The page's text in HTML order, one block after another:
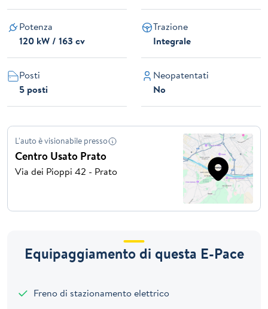
Potenza
120 kW / 163 cv
Trazione
Integrale
Posti
5 posti
Neopatentati
No
L'auto è visionabile presso
Centro Usato Prato
Via dei Pioppi 42 - Prato
Equipaggiamento di questa E-Pace
Freno di stazionamento elettrico